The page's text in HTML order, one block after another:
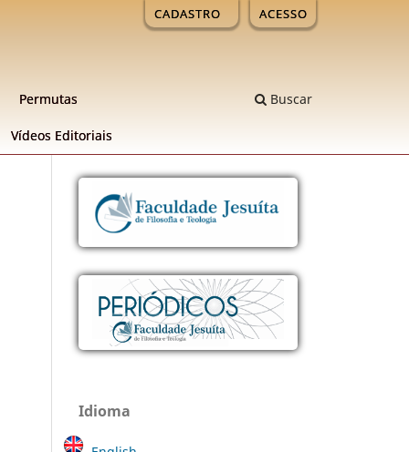
Permutas
Ví­deos Editoriais
Buscar
CADASTRO ACESSO
Idioma